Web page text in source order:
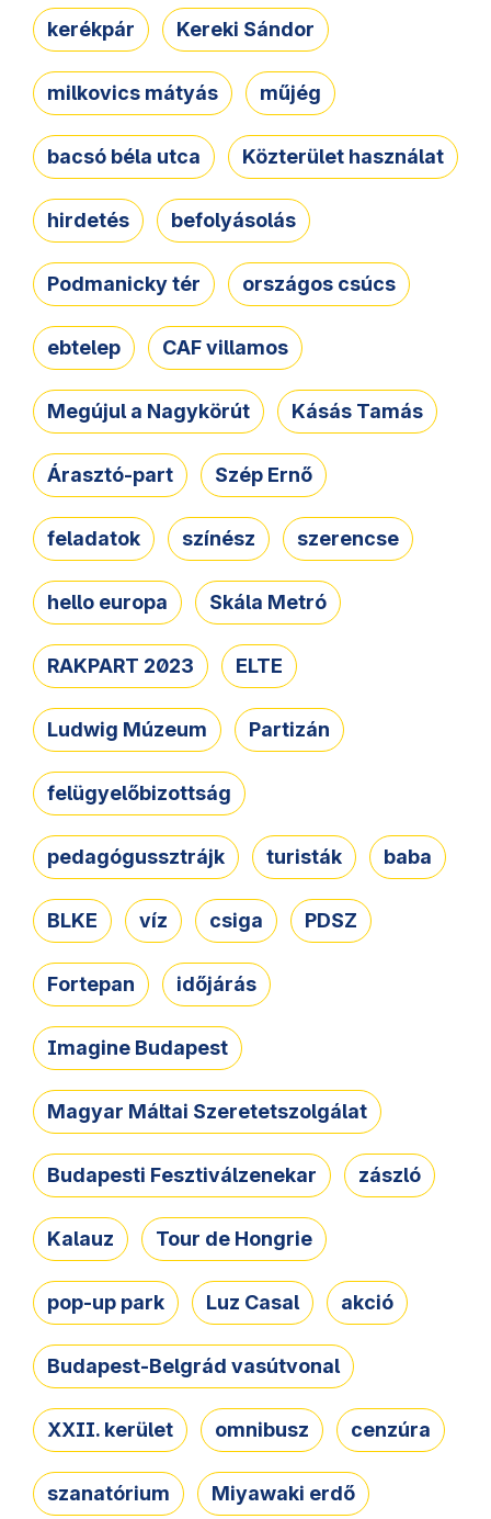
kerékpár Kereki Sándor
milkovics mátyás műjég
bacsó béla utca Közterület használat
hirdetés befolyásolás
Podmanicky tér országos csúcs
ebtelep CAF villamos
Megújul a Nagykörút Kásás Tamás
Árasztó-part Szép Ernő
feladatok színész szerencse
hello europa Skála Metró
RAKPART 2023 ELTE
Ludwig Múzeum Partizán
felügyelőbizottság
pedagógussztrájk turisták baba
BLKE víz csiga PDSZ
Fortepan időjárás
Imagine Budapest
Magyar Máltai Szeretetszolgálat
Budapesti Fesztiválzenekar zászló
Kalauz Tour de Hongrie
pop-up park Luz Casal akció
Budapest-Belgrád vasútvonal
XXII. kerület omnibusz cenzúra
szanatórium Miyawaki erdő